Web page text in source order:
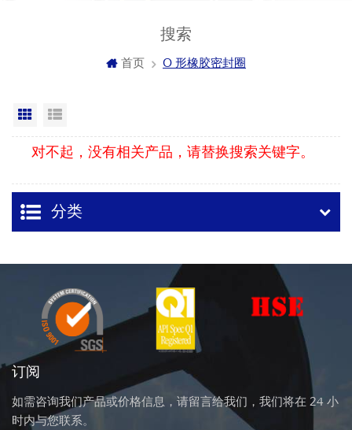
搜索
首页 O 形橡胶密封圈
网格视图
对不起，没有相关产品，请替换搜索关键字。
分类
订阅
如需咨询我们产品或价格信息，请留言给我们，我们将在 24 小
时内与您联系。